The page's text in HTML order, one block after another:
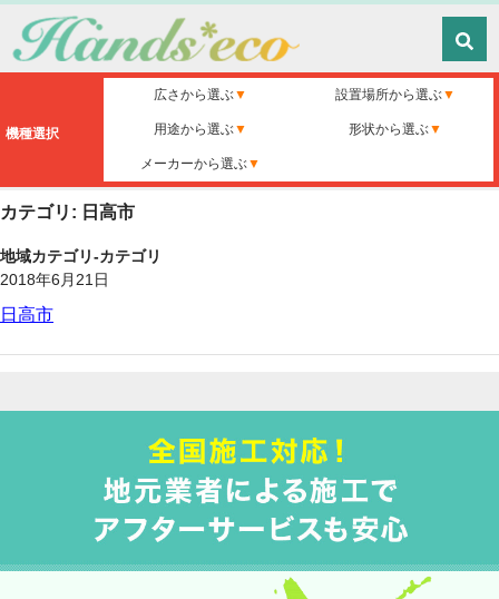
機種選択
広さから選ぶ 設置場所から選ぶ
用途から選ぶ 形状から選ぶ
メーカーから選ぶ
カテゴリ: 日高市
地域カテゴリ-カテゴリ
2018年6月21日
日高市